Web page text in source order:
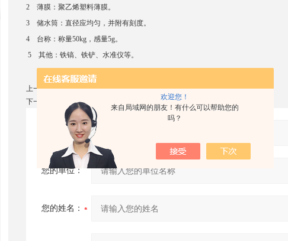
欢迎您！
来自局域网的朋友！有什么可以帮助您的
吗？
2 薄膜：聚乙烯塑料薄膜。
3 储水筒：直径应均匀，并附有刻度。
4 台称：称量50kg，感量5g。
5 其他：铁镐、铁铲、水准仪等。
上一篇：三角刮平刀
下一篇：
焊接检测尺40、40A
产品：
您的单位：
您的姓名：